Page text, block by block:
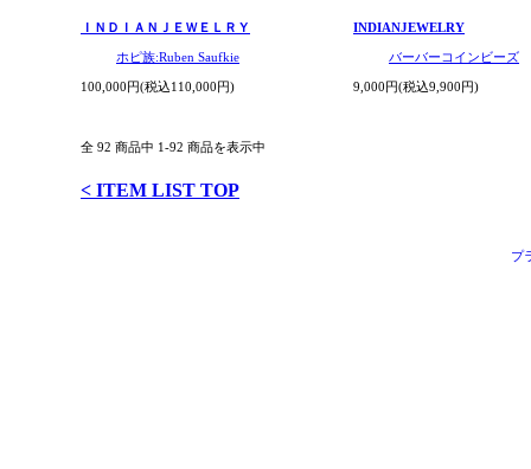
ＩＮＤＩＡＮＪＥＷＥＬＲＹ
ホピ族:Ruben Saufkie
100,000円(税込110,000円)
INDIANJEWELRY
バーバーコインビーズ
9,000円(税込9,900円)
全 92 商品中 1-92 商品を表示中
< ITEM LIST TOP
プ